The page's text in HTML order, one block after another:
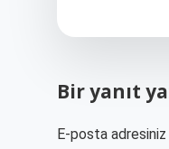
Bir yanıt
E-posta adresiniz